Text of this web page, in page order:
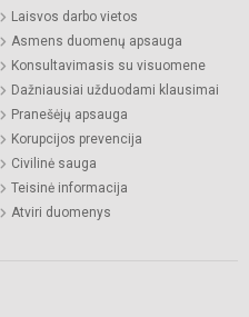
Laisvos darbo vietos
Asmens duomenų apsauga
Konsultavimasis su visuomene
Dažniausiai užduodami klausimai
Pranešėjų apsauga
Korupcijos prevencija
Civilinė sauga
Teisinė informacija
Atviri duomenys